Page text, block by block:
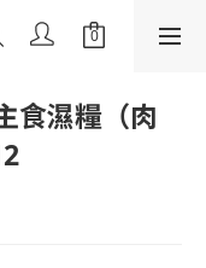
食濕糧（肉